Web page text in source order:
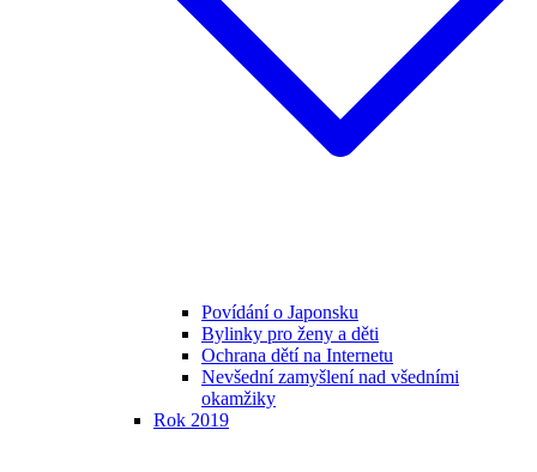
Povídání o Japonsku
Bylinky pro ženy a děti
Ochrana dětí na Internetu
Nevšední zamyšlení nad všedními
okamžiky
Rok 2019